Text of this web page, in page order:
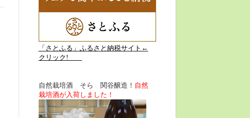
「さとふる」ふるさと納税サイト←
クリック!
自然栽培酒 そら 関谷醸造！ 自然
栽培酒が入荷しました！